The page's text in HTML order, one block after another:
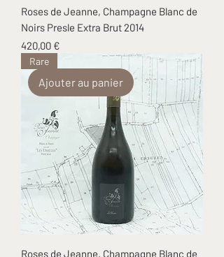
Roses de Jeanne, Champagne Blanc de
Noirs Presle Extra Brut 2014
Prix
420,00 €
Ajouter au panier
Rare
Roses de Jeanne, Champagne Blanc de